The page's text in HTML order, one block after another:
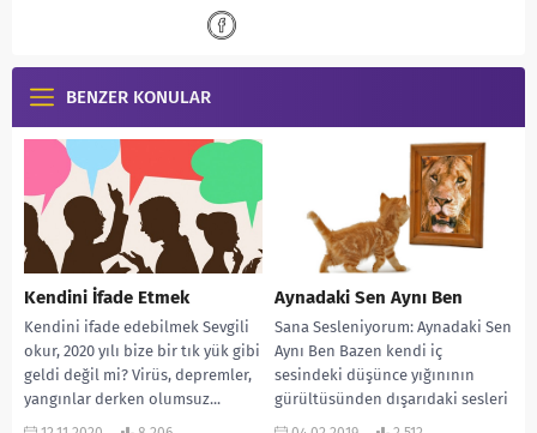
BENZER KONULAR
Kendini İfade Etmek
Kendini ifade edebilmek Sevgili
okur, 2020 yılı bize bir tık yük gibi
geldi değil mi? Virüs, depremler,
yangınlar derken olumsuz...
Aynadaki Sen Aynı Ben
Sana Sesleniyorum: Aynadaki Sen
Aynı Ben Bazen kendi iç
sesindeki düşünce yığınının
gürültüsünden dışarıdaki sesleri
duyamayanlar, bitirilmemiş bir işi